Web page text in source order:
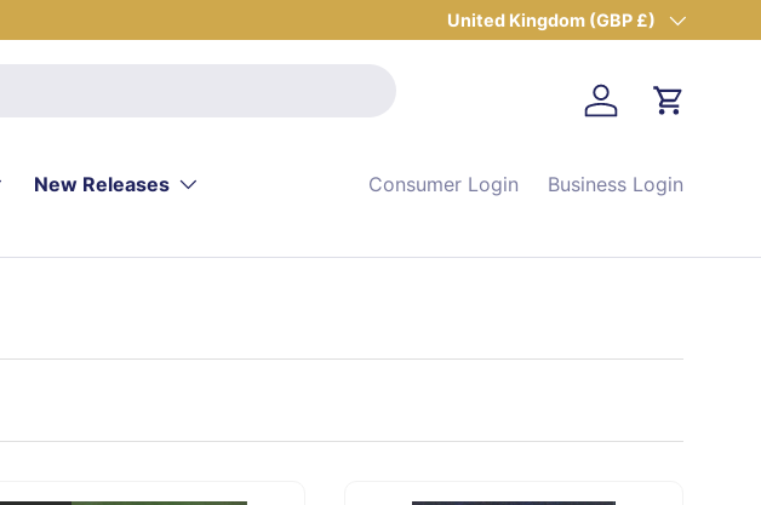
Country/Region
United Kingdom (GBP £)
Log in Cart
New Releases
Consumer Login Business Login